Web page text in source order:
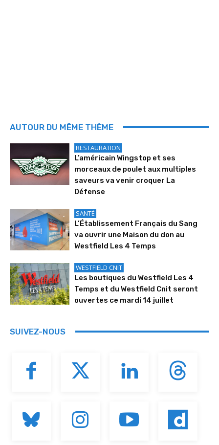
AUTOUR DU MÊME THÈME
RESTAURATION
L’américain Wingstop et ses
morceaux de poulet aux multiples
saveurs va venir croquer La
Défense
SANTÉ
L’Établissement Français du Sang
va ouvrir une Maison du don au
Westfield Les 4 Temps
WESTFIELD CNIT
Les boutiques du Westfield Les 4
Temps et du Westfield Cnit seront
ouvertes ce mardi 14 juillet
SUIVEZ-NOUS